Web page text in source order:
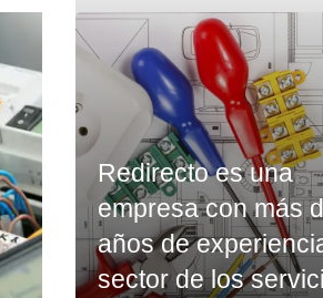
Redirecto es una
empresa con más
años de
sector de los